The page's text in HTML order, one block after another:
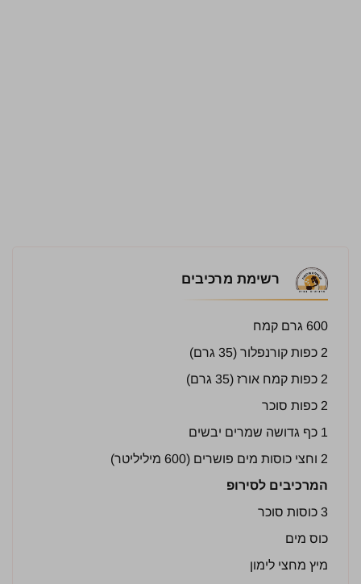
רשימת מרכיבים
600 גרם קמח
2 כפות קורנפלור (35 גרם)
2 כפות קמח אורז (35 גרם)
2 כפות סוכר
1 כף גדושה שמרים יבשים
2 וחצי כוסות מים פושרים (600 מיליליטר)
המרכיבים לסירופ
3 כוסות סוכר
כוס מים
מיץ מחצי לימון